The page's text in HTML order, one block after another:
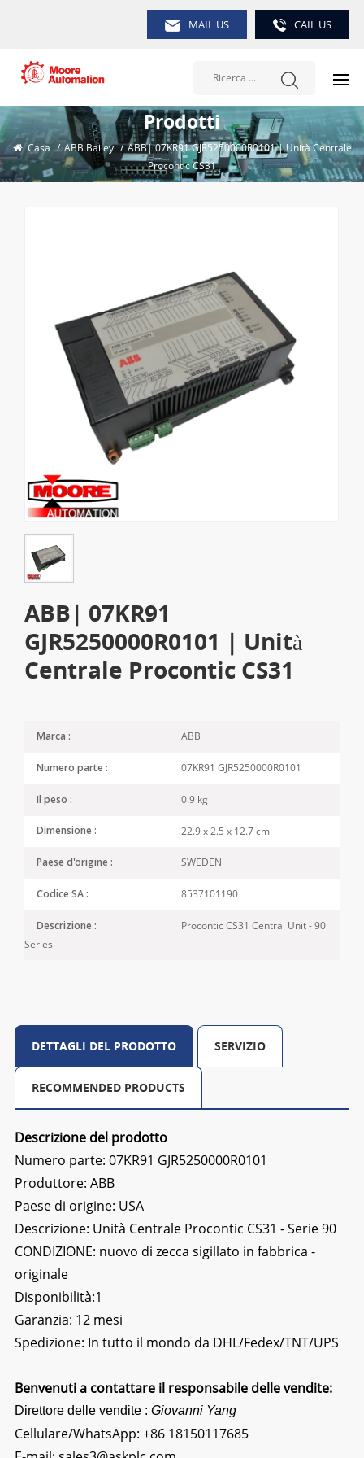
MAIL US CAIL US
Prodotti
Casa / ABB Bailey / ABB| 07KR91 GJR5250000R0101 | Unità Centrale
Procontic CS31
ABB| 07KR91
GJR5250000R0101 | Unità
Centrale Procontic CS31
Marca : ABB
Numero parte : 07KR91 GJR5250000R0101
Il peso : 0.9 kg
Dimensione : 22.9 x 2.5 x 12.7 cm
Paese d'origine : SWEDEN
Codice SA : 8537101190
Descrizione :
Procontic CS31 Central Unit - 90
Series
DETTAGLI DEL PRODOTTO SERVIZIO
RECOMMENDED PRODUCTS
Descrizione del prodotto
Numero parte: 07KR91 GJR5250000R0101
Produttore: ABB
Paese di origine: USA
Descrizione: Unità Centrale Procontic CS31 - Serie 90
CONDIZIONE: nuovo di zecca sigillato in fabbrica -
originale
Disponibilità:1
Garanzia: 12 mesi
Spedizione: In tutto il mondo da DHL/Fedex/TNT/UPS
Benvenuti a contattare il responsabile delle vendite:
Direttore delle vendite : Giovanni Yang
Cellulare/WhatsApp: +86 18150117685